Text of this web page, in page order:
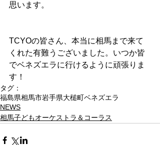
思います。
TCYOの皆さん、本当に相馬まで来て
くれた有難うございました。いつか皆
でベネズエラに行けるように頑張りま
す！
タグ：
福島県相馬市岩手県大槌町ベネズエラ
NEWS
相馬子どもオーケストラ＆コーラス